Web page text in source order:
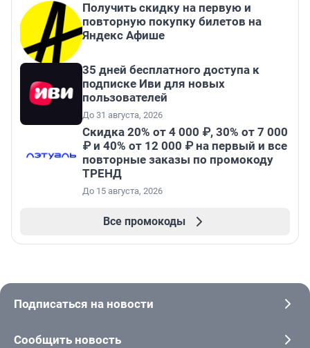
Получить скидку на первую и
повторную покупку билетов на
Яндекс Афише
35 дней бесплатного доступа к
подписке Иви для новых
пользователей
До 31 августа, 2026
Скидка 20% от 4 000 ₽, 30% от 7 000
₽ и 40% от 12 000 ₽ на первый и все
повторные заказы по промокоду
ТРЕНД
До 15 августа, 2026
Все промокоды
Подписаться на новости
Сообщить новость